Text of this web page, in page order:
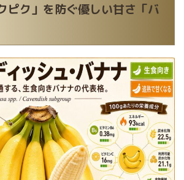
ピク」を防ぐ優しい甘さ「バ